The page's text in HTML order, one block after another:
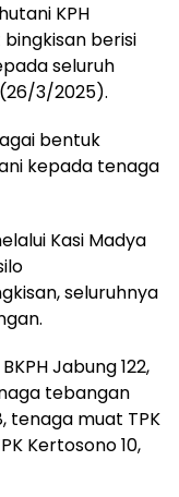
KPH
berisi
seluruh
3/2025).
bentuk
kepada tenaga
Kasi Madya
seluruhnya
Jabung 122,
tebangan
tenaga muat TPK
Kertosono 10,